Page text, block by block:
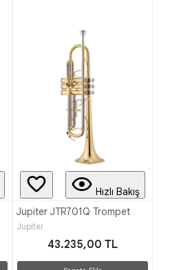
Hızlı Bakış
Jupiter JTR701Q Trompet
Jupiter
43.235,00 TL